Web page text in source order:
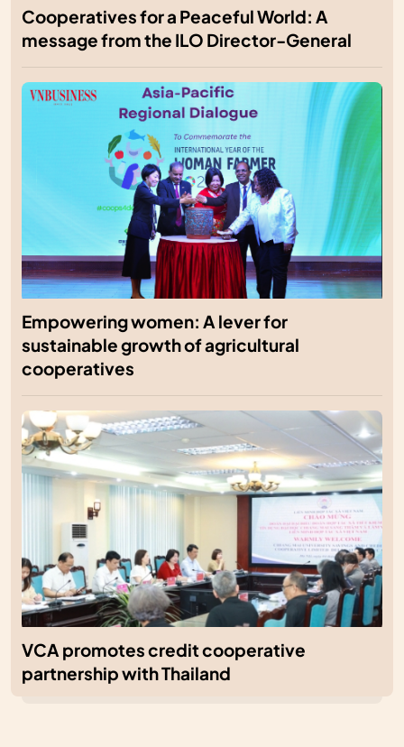
Cooperatives for a Peaceful World: A
message from the ILO Director-General
Empowering women: A lever for
sustainable growth of agricultural
cooperatives
VCA promotes credit cooperative
partnership with Thailand